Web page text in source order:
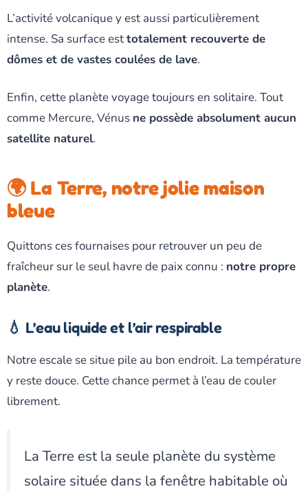
L’activité volcanique y est aussi particulièrement
intense. Sa surface esttotalement recouverte de
dômes et de vastes coulées de lave.
Enfin, cette planète voyage toujours en solitaire. Tout
comme Mercure, Vénus ne possède absolument aucun
satellite naturel.
🌍 La Terre, notre jolie maison
bleue
Quittons ces fournaises pour retrouver un peu de
fraîcheur sur le seul havre de paix connu : notre propre
planète.
💧 L’eau liquide et l’air respirable
Notre escale se situe pile au bon endroit. La température
y reste douce. Cette chance permet à l’eau de couler
librement.
La Terre est la seule planète du système
solaire située dans la fenêtre habitable où